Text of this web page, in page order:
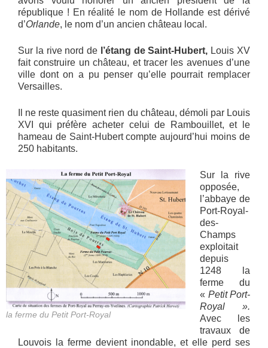
république ! En réalité le nom de Hollande est dérivé
d’Orlande, le nom d’un ancien château local.
Sur la rive nord de l’étang de Saint-Hubert, Louis XV
fait construire un château, et tracer les avenues d’une
ville dont on a pu penser qu’elle pourrait remplacer
Versailles.
Il ne reste quasiment rien du château, démoli par Louis
XVI qui préfère acheter celui de Rambouillet, et le
hameau de Saint-Hubert compte aujourd’hui moins de
250 habitants.
la ferme du Petit Port-Royal
Sur la rive
opposée,
l’abbaye de
Port-Royal-
des-
Champs
exploitait
depuis
1248 la
ferme du
« Petit Port-
Royal ».
Avec les
travaux de
Louvois la ferme devient inondable, et elle perd ses